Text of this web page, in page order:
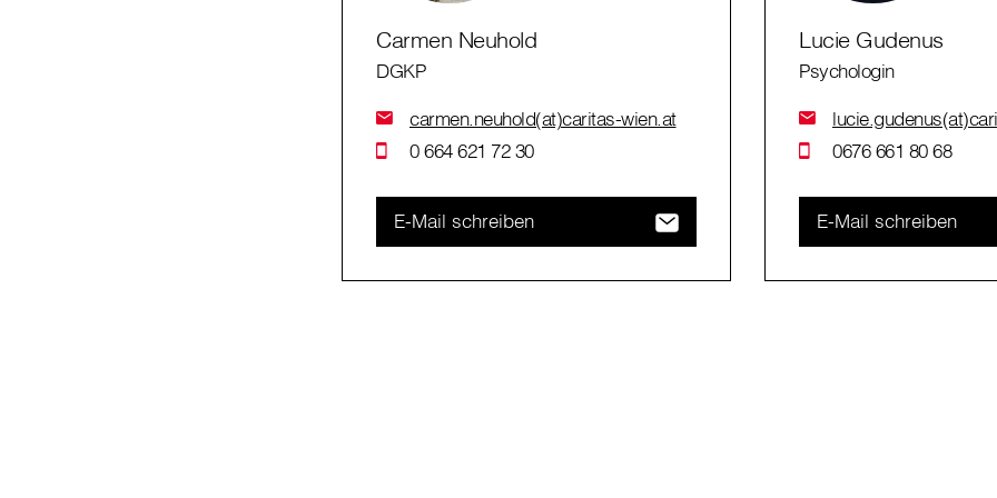
Carmen Neuhold
DGKP
carmen.neuhold(at)caritas-wien.at
0 664 621 72 30
E-Mail schreiben
Lucie Gudenus
Psychologin
0676 661 80 68
E-Mail schreiben